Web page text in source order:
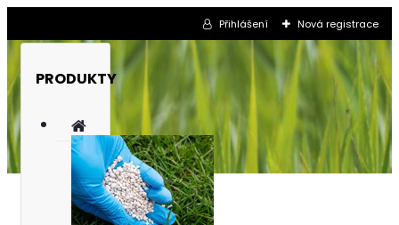
Přihlášení Nová registrace
PRODUKTY